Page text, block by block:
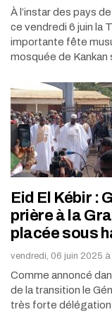
À l’instar des pays
ce vendredi 6 juin la
importante fête
mosquée de Kankan
Eid El Kébir :
prière à la
placée sous
vendredi, 06 juin 2025 à
Comme annoncé
de la transition le
très forte délégation